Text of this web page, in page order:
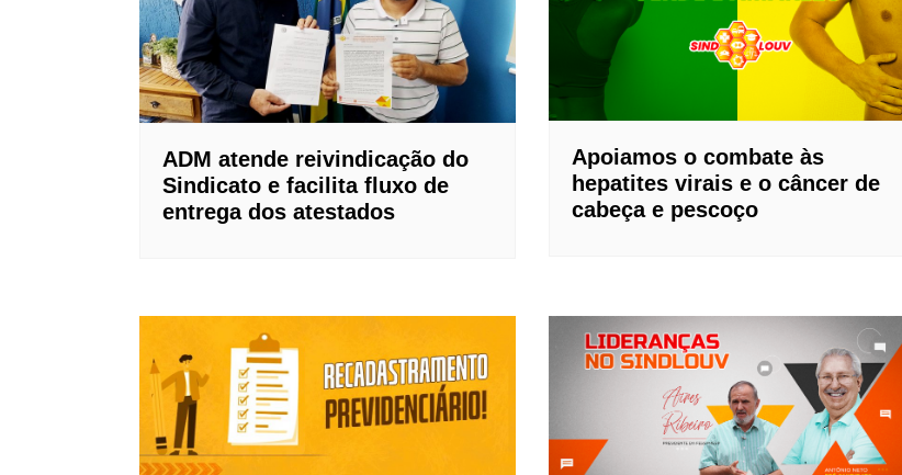
ADM atende reivindicação do
Sindicato e facilita fluxo de
entrega dos atestados
Apoiamos o combate às
hepatites virais e o câncer de
cabeça e pescoço